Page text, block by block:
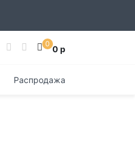
0 0 р
Распродажа